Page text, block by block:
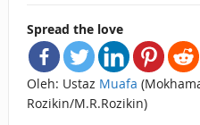
Spread the love
Oleh: Ustaz Muafa
Rozikin/M.R.Rozikin)